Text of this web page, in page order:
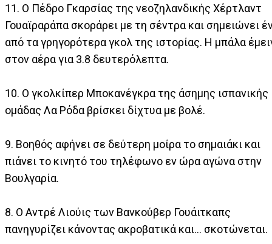
11. Ο Πέδρο Γκαρσίας της νεοζηλανδικής Χέρτλαντ
Γουαϊραράπα σκοράρει με τη σέντρα και σημειώνει
από τα γρηγορότερα γκολ της ιστορίας. Η μπάλα
στον αέρα για 3.8 δευτερόλεπτα.
10. Ο γκολκίπερ Μποκανέγκρα της άσημης ισπανικής
ομάδας Λα Ρόδα βρίσκει δίχτυα με βολέ.
9. Βοηθός αφήνει σε δεύτερη μοίρα το σημαιάκι και
πιάνει το κινητό του τηλέφωνο εν ώρα αγώνα στην
Βουλγαρία.
8. Ο Αντρέ Λιούις των Βανκούβερ Γουάιτκαπς
πανηγυρίζει κάνοντας ακροβατικά και... σκοτώνεται.